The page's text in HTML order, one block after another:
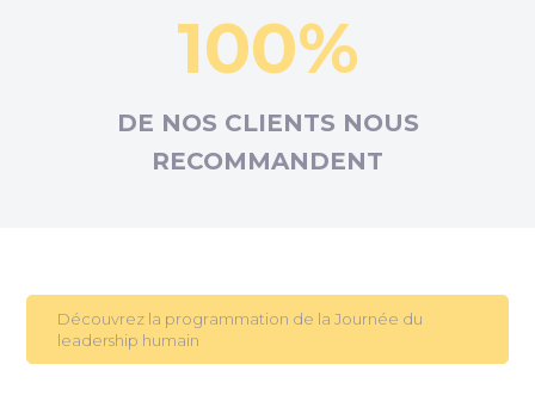
100%
DE NOS CLIENTS NOUS
RECOMMANDENT
Découvrez la programmation de la Journée du
leadership humain